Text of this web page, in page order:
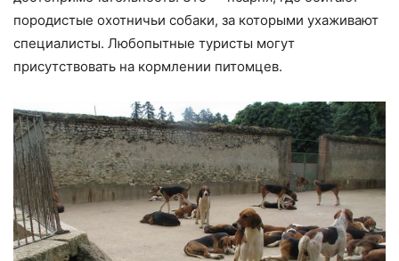
породистые охотничьи собаки, за которыми ухаживают
специалисты. Любопытные туристы могут
присутствовать на кормлении питомцев.